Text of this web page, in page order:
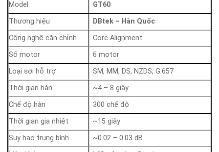
Model
GT60
Thương hiệu
DBtek – Hàn Quốc
Công nghệ căn chỉnh
Core Alignment
Số motor
6 motor
Loại sợi hỗ trợ
SM, MM, DS, NZDS, G.657
Thời gian hàn
~4 – 8 giây
Chế độ hàn
300 chế độ
Thời gian gia nhiệt
~15 giây
Suy hao trung bình
~0.02 – 0.03 dB